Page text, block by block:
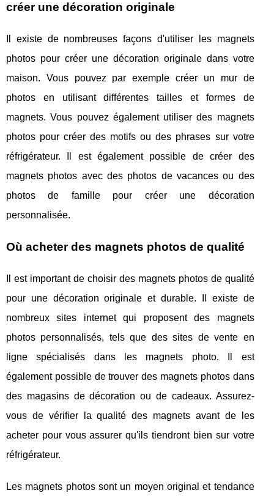
créer une décoration originale
Il existe de nombreuses façons d'utiliser les magnets
photos pour créer une décoration originale dans votre
maison. Vous pouvez par exemple créer un mur de
photos en utilisant différentes tailles et formes de
magnets. Vous pouvez également utiliser des magnets
photos pour créer des motifs ou des phrases sur votre
réfrigérateur. Il est également possible de créer des
magnets photos avec des photos de vacances ou des
photos de famille pour créer une décoration
personnalisée.
Où acheter des magnets photos de qualité
Il est important de choisir des magnets photos de qualité
pour une décoration originale et durable. Il existe de
nombreux sites internet qui proposent des magnets
photos personnalisés, tels que des sites de vente en
ligne spécialisés dans les magnets photo. Il est
également possible de trouver des magnets photos dans
des magasins de décoration ou de cadeaux. Assurez-
vous de vérifier la qualité des magnets avant de les
acheter pour vous assurer qu'ils tiendront bien sur votre
réfrigérateur.
Les magnets photos sont un moyen original et tendance